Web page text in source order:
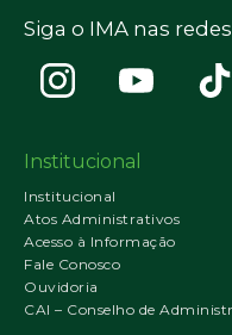
Siga o IMA nas
Institucional
Institucional
Atos Administrativos
Acesso à Informação
Fale Conosco
Ouvidoria
CAI – Conselho de